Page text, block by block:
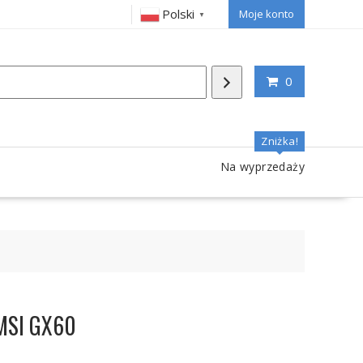
Polski ▼ Moje konto
0
Zniżka!
Na wyprzedaży
GX60